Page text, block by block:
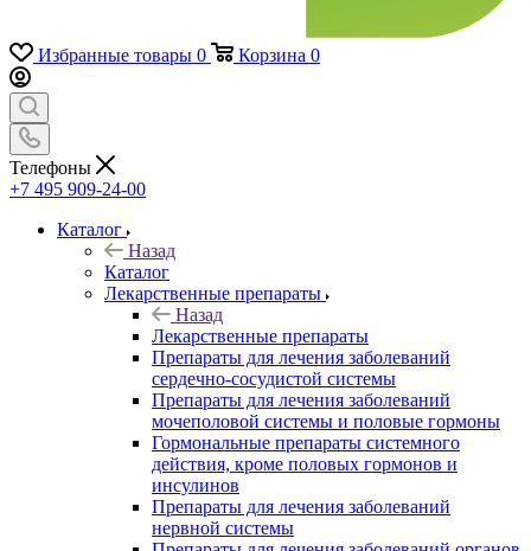
Избранные товары 0 Корзина 0
Телефоны
+7 495 909-24-00
Каталог
Назад
Каталог
Лекарственные препараты
Назад
Лекарственные препараты
Препараты для лечения заболеваний
сердечно-сосудистой системы
Препараты для лечения заболеваний
мочеполовой системы и половые гормоны
Гормональные препараты системного
действия, кроме половых гормонов и
инсулинов
Препараты для лечения заболеваний
нервной системы